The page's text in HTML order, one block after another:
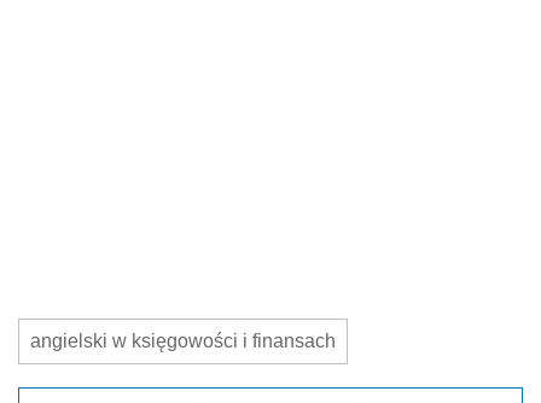
angielski w księgowości i finansach